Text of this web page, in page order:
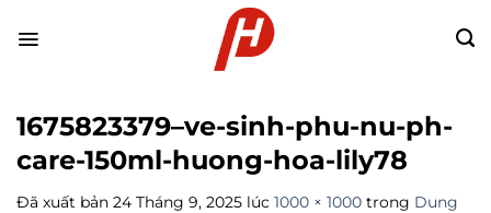
đến
1675823379–ve-sinh-phu-nu-ph-
care-150ml-huong-hoa-lily78
Đã xuất bản 24 Tháng 9, 2025 lúc 1000 × 1000 trong Dung